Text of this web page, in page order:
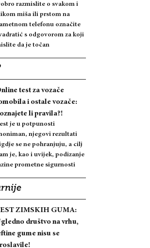
razmislite o svakom i
miša ili prstom na
telefonu označite
s odgovorom za koji
da je točan
test za vozače
i ostale vozače:
li pravila?!
je u potpunosti
njegovi rezultati
se ne pohranjuju, a cilj
je, kao i uvijek, podizanje
prometne sigurnosti
ZIMSKIH GUMA:
društvo na vrhu,
gume nisu se